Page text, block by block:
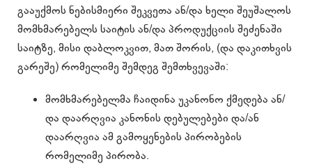
გააუქმოს ნებისმიერი შეკვეთა ან/და ხელი შეუშალოს
მომხმარებელს საიტის ან/და პროდუქციის შეძენაში
საიტზე, მისი დაბლოკვით, მათ შორის, (და დაკითხვის
გარეშე) რომელიმე შემდეგ შემთხვევაში:
მომხმარებელმა ჩაიდინა უკანონო ქმედება ან/
და დაარღვია კანონის დებულებები და/ან
დაარღვია ამ გამოყენების პირობების
რომელიმე პირობა.